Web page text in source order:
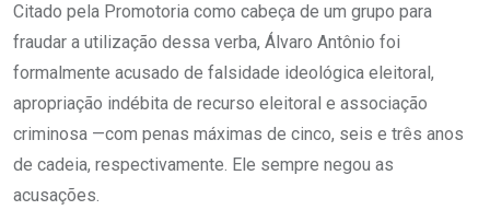
Citado pela Promotoria como cabeça de um grupo para
fraudar a utilização dessa verba, Álvaro Antônio foi
formalmente acusado de falsidade ideológica eleitoral,
apropriação indébita de recurso eleitoral e associação
criminosa —com penas máximas de cinco, seis e três anos
de cadeia, respectivamente. Ele sempre negou as
acusações.